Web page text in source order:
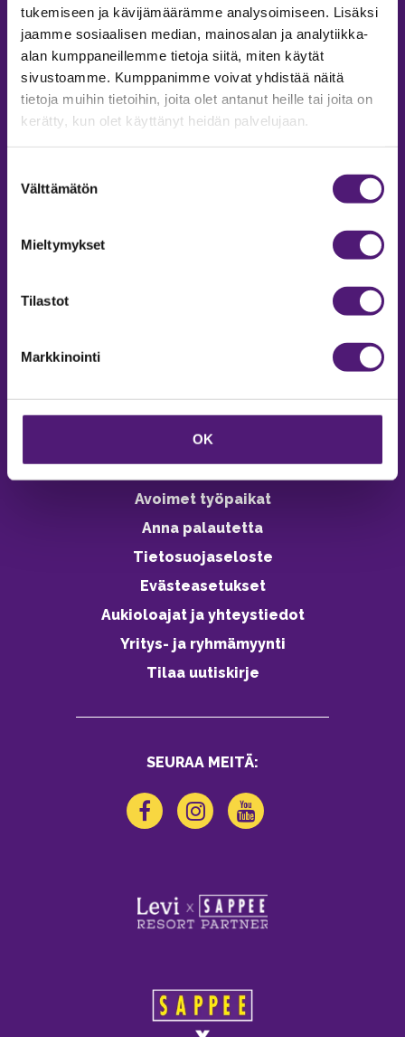
tukemiseen ja kävijämäärämme analysoimiseen. Lisäksi
jaamme sosiaalisen median, mainosalan ja analytiikka-
alan kumppaneillemme tietoja siitä, miten käytät
sivustoamme. Kumppanimme voivat yhdistää näitä
tietoja muihin tietoihin, joita olet antanut heille tai joita on
kerätty, kun olet käyttänyt heidän palvelujaan.
valinta
Välttämätön
Mieltymykset
Tilastot
Markkinointi
OK
Vastuullisuus
Ympäristöohjelma
Avoimet työpaikat
Anna palautetta
Tietosuojaseloste
Evästeasetukset
Aukioloajat ja yhteystiedot
Yritys- ja ryhmämyynti
Tilaa uutiskirje
SEURAA MEITÄ: